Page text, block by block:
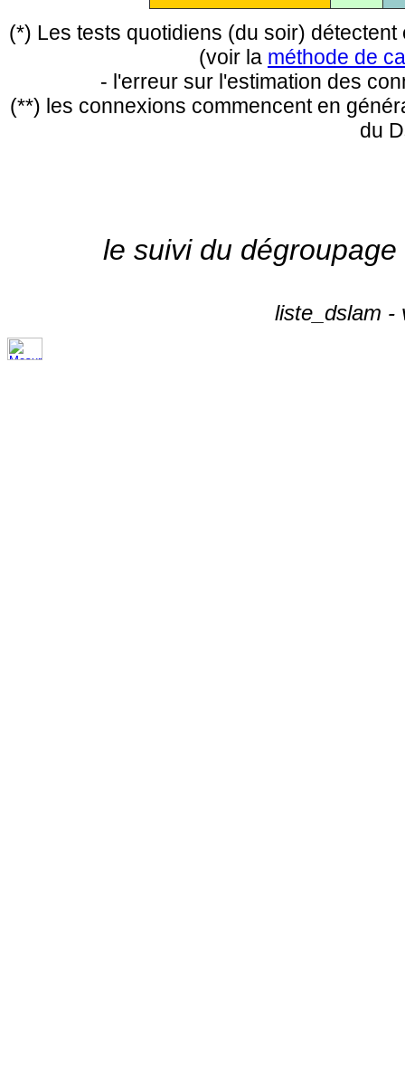
(*) Les tests quotidiens (du soir)
(voir la méthode de
- l'erreur sur l'estimation des
(**) les connexions commencent en
du
le suivi du
liste_dslam -